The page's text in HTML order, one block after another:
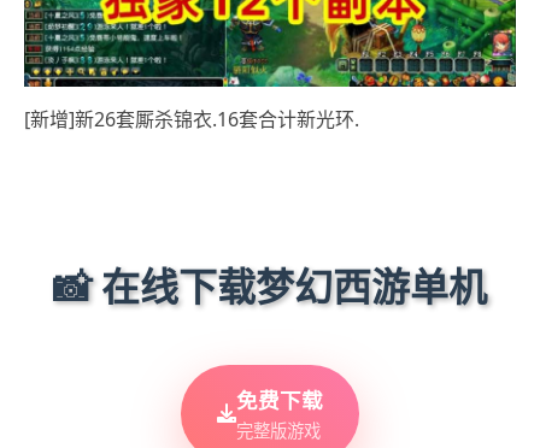
[新增]新26套厮杀锦衣.16套合计新光环.
📸 在线下载梦幻西游单机
免费下载
完整版游戏